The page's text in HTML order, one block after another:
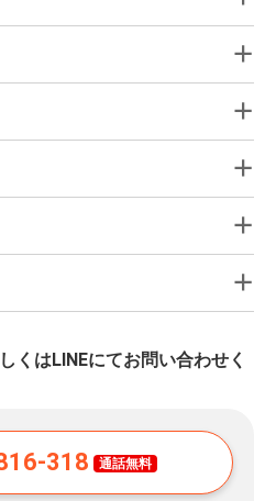
くはLINEにてお問い合わせく
318 通話無料